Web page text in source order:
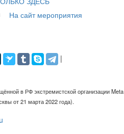
На сайт мероприятия
|
в РФ экстремистской организации Meta
от 21 марта 2022 года).